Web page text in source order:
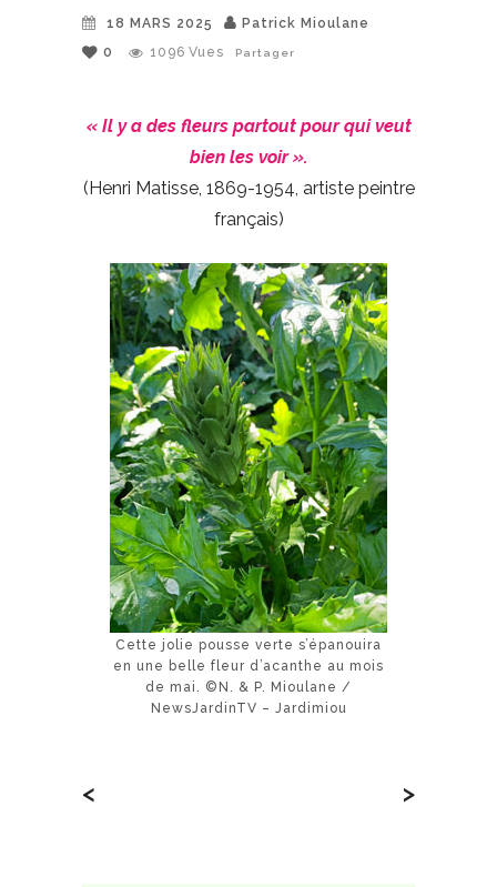
18 MARS 2025
Patrick Mioulane
0
1096 Vues Partager
« Il y a des fleurs partout pour qui veut
bien les voir ».
(Henri Matisse, 1869-1954, artiste peintre
français)
Cette jolie pousse verte s’épanouira
en une belle fleur d’acanthe au mois
de mai. ©N. & P. Mioulane /
NewsJardinTV – Jardimiou
< >